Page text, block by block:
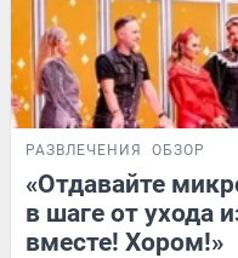
РАЗВЛЕЧЕНИЯ ОБЗОР
«Отдавайте
в шаге от ухода
вместе! Хором!»